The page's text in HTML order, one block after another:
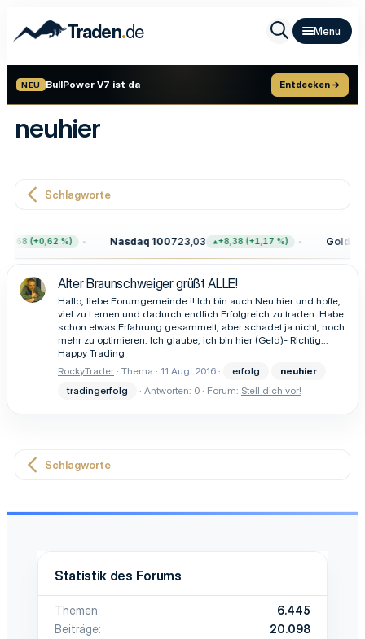
Traden.de
NEU BullPower V7 ist da Entdecken →
neuhier
Schlagworte
(+0,62 %) Nasdaq 100723,03 +8,38 (+1,17 %) Gold
Alter Braunschweiger grüßt ALLE!
Hallo, liebe Forumgemeinde !! Ich bin auch Neu hier und hoffe,
viel zu Lernen und dadurch endlich Erfolgreich zu traden. Habe
schon etwas Erfahrung gesammelt, aber schadet ja nicht, noch
mehr zu optimieren. Ich glaube, ich bin hier (Geld)- Richtig...
Happy Trading
RockyTrader Thema 11 Aug. 2016 erfolg
neuhier
tradingerfolg
Antworten: 0 Forum: Stell dich vor!
Schlagworte
Statistik des Forums
Themen
6.445
Beiträge
20.098